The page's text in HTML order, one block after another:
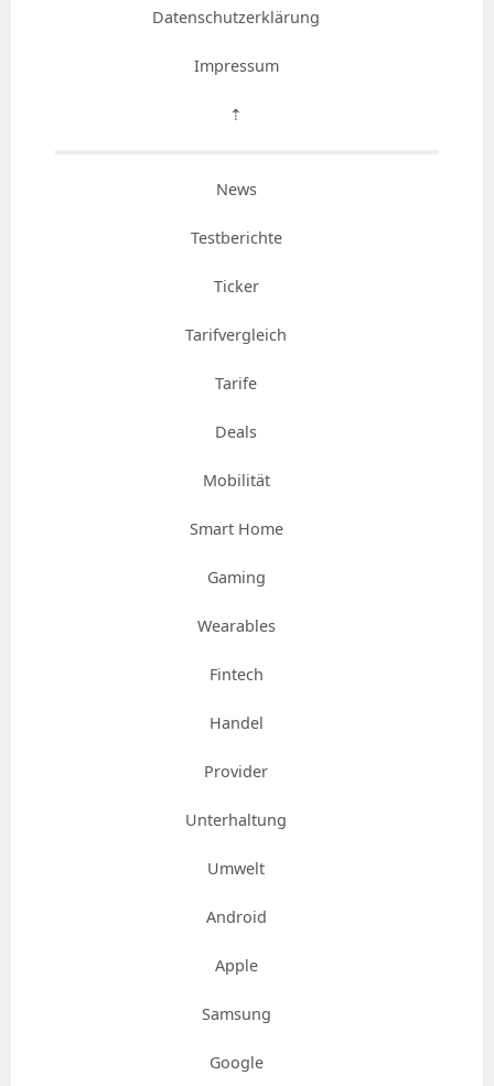
Datenschutzerklärung
Impressum
⇡
News
Testberichte
Ticker
Tarifvergleich
Tarife
Deals
Mobilität
Smart Home
Gaming
Wearables
Fintech
Handel
Provider
Unterhaltung
Umwelt
Android
Apple
Samsung
Google